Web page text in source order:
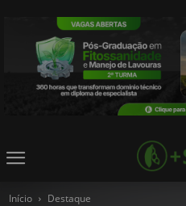
Início Destaque